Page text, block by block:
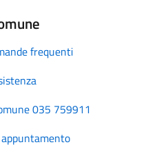
frequenti
035 759911